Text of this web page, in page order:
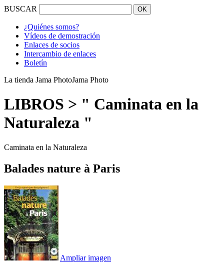
BUSCAR
¿Quiénes somos?
Vídeos de demostración
Enlaces de socios
Intercambio de enlaces
Boletín
La tienda Jama PhotoJama Photo
LIBROS > " Caminata en la
Naturaleza "
Caminata en la Naturaleza
Balades nature à Paris
Ampliar imagen